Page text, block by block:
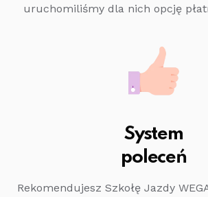
uruchomiliśmy dla nich opcję
System
poleceń
Rekomendujesz Szkołę Jazdy